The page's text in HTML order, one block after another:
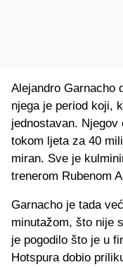
Alejandro Garnacho
njega je period koji,
jednostavan.
tokom ljeta za 40
miran. Sve je
trenerom Rubenom
Garnacho je tada
minutažom, što nije
je pogodilo što je u
Hotspura dobio